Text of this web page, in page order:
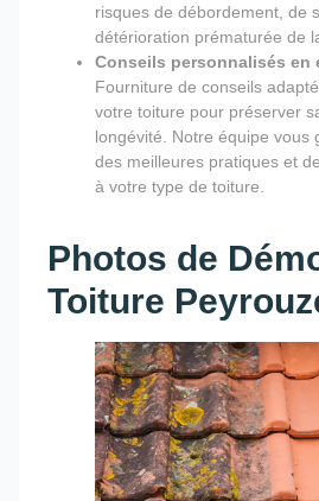
risques de débordement, de
détérioration prématurée de
Conseils personnalisés en
Fourniture de conseils
votre toiture pour préserver
longévité. Notre équipe vous
des meilleures pratiques et
à votre type de toiture.
Photos de
Toiture